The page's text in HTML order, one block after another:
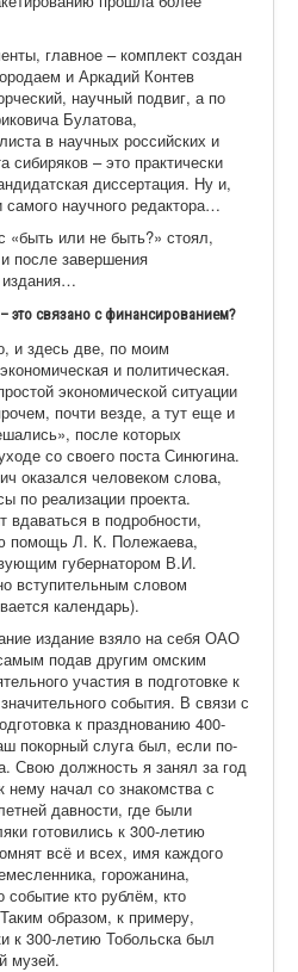
главное – комплект создан
и Аркадий Контев
научный подвиг, а по
Булатова,
в научных российских и
сибиряков – это практически
диссертация. Ну и,
самого научного редактора…
«быть или не быть?» стоял,
после завершения
издания…
это связано с финансированием?
и здесь две, по моим
и политическая.
экономической ситуации
почти везде, а тут еще и
после которых
со своего поста Синюгина.
оказался человеком слова,
по реализации проекта.
вдаваться в подробности,
помощь Л. К. Полежаева,
губернатором В.И.
вступительным словом
календарь).
издание взяло на себя ОАО
подав другим омским
участия в подготовке к
события. В связи с
к празднованию 400-
покорный слуга был, если по-
Свою должность я занял за год
нему начал со знакомства с
давности, где были
готовились к 300-летию
всё и всех, имя каждого
горожанина,
кто рублём, кто
образом, к примеру,
к 300-летию Тобольска был
музей.